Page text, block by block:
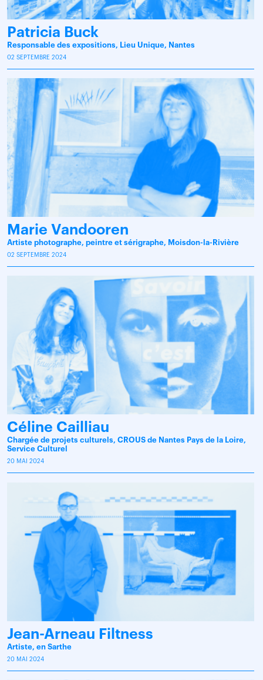
Patricia Buck
Responsable des expositions, Lieu Unique, Nantes
02 SEPTEMBRE 2024
Marie Vandooren
Artiste photographe, peintre et sérigraphe, Moisdon-la-Rivière
02 SEPTEMBRE 2024
Céline Cailliau
Chargée de projets culturels, CROUS de Nantes Pays de la Loire,
Service Culturel
20 MAI 2024
Jean-Arneau Filtness
Artiste, en Sarthe
20 MAI 2024